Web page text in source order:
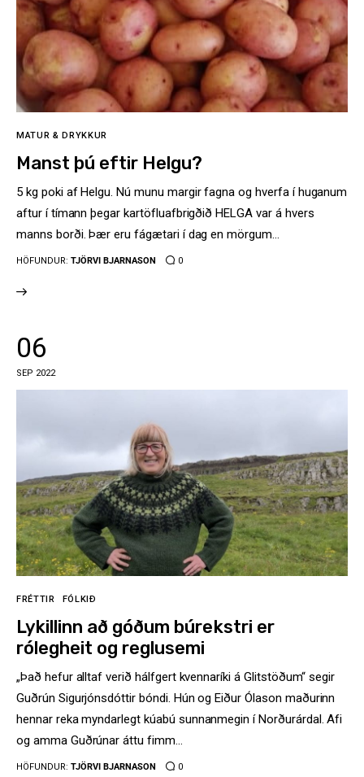
MATUR & DRYKKUR
Manst þú eftir Helgu?
5 kg poki af Helgu. Nú munu margir fagna og hverfa í huganum
aftur í tímann þegar kartöfluafbrigðið HELGA var á hvers
manns borði. Þær eru fágætari í dag en mörgum…
HÖFUNDUR: TJÖRVI BJARNASON 0
06
SEP 2022
FRÉTTIR FÓLKIÐ
Lykillinn að góðum búrekstri er
rólegheit og reglusemi
„Það hefur alltaf verið hálfgert kvennaríki á Glitstöðum“ segir
Guðrún Sigurjónsdóttir bóndi. Hún og Eiður Ólason maðurinn
hennar reka myndarlegt kúabú sunnanmegin í Norðurárdal. Afi
og amma Guðrúnar áttu fimm…
HÖFUNDUR: TJÖRVI BJARNASON 0